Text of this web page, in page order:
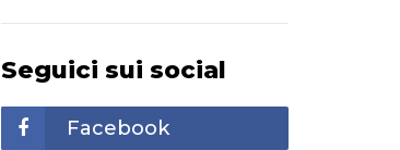
Seguici sui social
Facebook